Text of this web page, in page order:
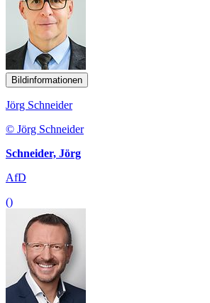
Bildinformationen
Jörg Schneider
© Jörg Schneider
Schneider, Jörg
AfD
()